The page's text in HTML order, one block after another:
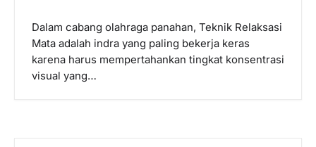
Dalam cabang olahraga panahan, Teknik Relaksasi
Mata adalah indra yang paling bekerja keras
karena harus mempertahankan tingkat konsentrasi
visual yang…